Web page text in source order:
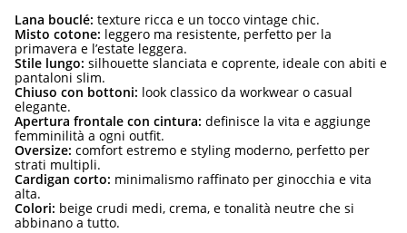
Lana bouclé: texture ricca e un tocco vintage chic.
Misto cotone: leggero ma resistente, perfetto per la
primavera e l’estate leggera.
Stile lungo: silhouette slanciata e coprente, ideale con abiti e
pantaloni slim.
Chiuso con bottoni: look classico da workwear o casual
elegante.
Apertura frontale con cintura: definisce la vita e aggiunge
femminilità a ogni outfit.
Oversize: comfort estremo e styling moderno, perfetto per
strati multipli.
Cardigan corto: minimalismo raffinato per ginocchia e vita
alta.
Colori: beige crudi medi, crema, e tonalità neutre che si
abbinano a tutto.